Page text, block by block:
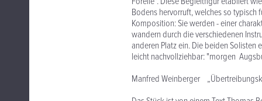
Bodens hervorruft, welches so typisch
Komposition: Sie werden - einer
wandern durch die verschiedenen
anderen Platz ein. Die beiden Solisten
leicht nachvollziehbar: "morgen
Manfred Weinberger